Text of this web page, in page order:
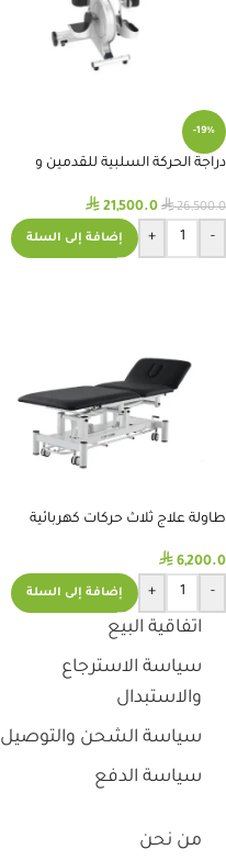
-19%
دراجة الحركة السلبية للقدمين و
⃁26,500.0
⃁ 21,500.0
-
+ إضافة إلى السلة
طاولة علاج ثلاث حركات كهربائية
⃁ 6,200.0
-
+ إضافة إلى السلة
اتفاقية البيع
سياسة الاسترجاع
والاستبدال
سياسة الشحن والتوصيل
سياسة الدفع
من نحن